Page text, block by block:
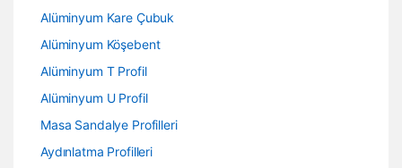
Alüminyum Kare Çubuk
Alüminyum Köşebent
Alüminyum T Profil
Alüminyum U Profil
Masa Sandalye Profilleri
Aydınlatma Profilleri